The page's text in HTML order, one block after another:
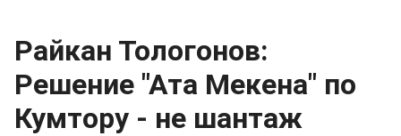
Райкан Тологонов:
Решение "Ата Мекена" по
Кумтору - не шантаж